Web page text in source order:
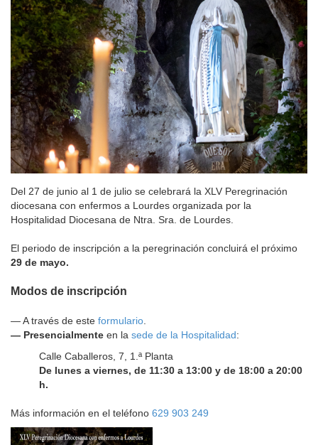
Del 27 de junio al 1 de julio se celebrará la XLV Peregrinación
diocesana con enfermos a Lourdes organizada por la
Hospitalidad Diocesana de Ntra. Sra. de Lourdes.
El periodo de inscripción a la peregrinación concluirá el próximo
29 de mayo.
Modos de inscripción
— A través de este formulario
— Presencialmente en la sede de la Hospitalidad:
Calle Caballeros, 7, 1.ª Planta
De lunes a viernes, de 11:30 a 13:00 y de 18:00 a 20:00
h.
Más información en el teléfono 629 903 249